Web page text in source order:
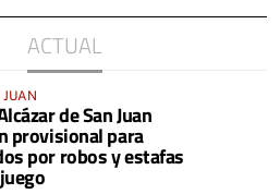
ACTUAL
de San Juan
provisional para
por robos y estafas